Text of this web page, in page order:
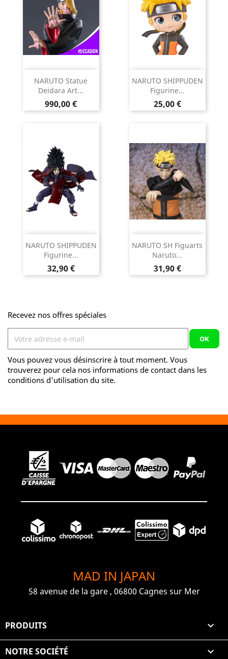
NARUTO Statue
Deidara Art...
Prix
990,00 €
NARUTO SHIPPUDEN
Figurine...
Prix
25,00 €
NARUTO SHIPPUDEN
Figurine...
Prix
32,90 €
NARUTO SH Figuarts
Naruto...
Prix
31,90 €
Recevez nos offres spéciales
Vous pouvez vous désinscrire à tout moment. Vous
trouverez pour cela nos informations de contact dans les
conditions d'utilisation du site.
MAD IN JAPAN
58 avenue de la gare , 06800 Cagnes sur Mer
PRODUITS 
NOTRE SOCIÉTÉ 